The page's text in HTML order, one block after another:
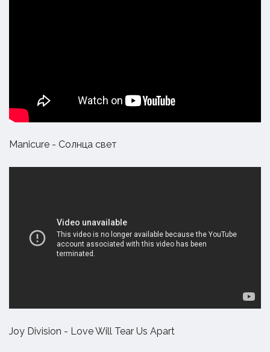
Manicure - Солнца свет
Joy Division - Love Will Tear Us Apart